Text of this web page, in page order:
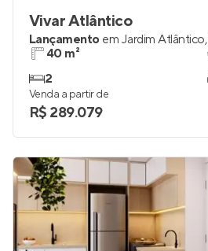
Vivar Atlântico
Lançamento em Jardim Atlântico,
40 m²
2
Venda a partir de
R$ 289.079